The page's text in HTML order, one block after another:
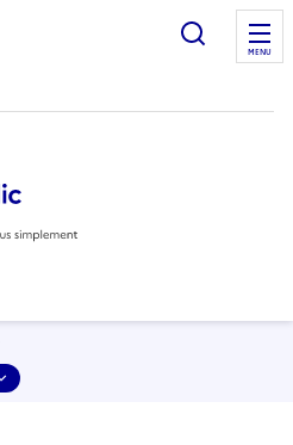
MENU